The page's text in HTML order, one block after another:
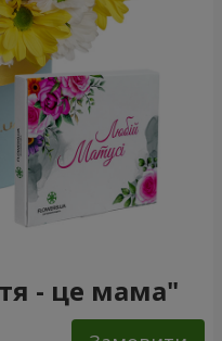
- це мама"